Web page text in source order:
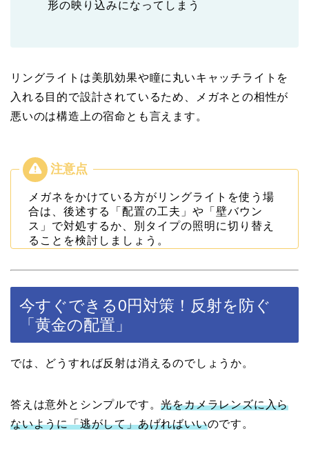
形の映り込みになってしまう
リングライトは美肌効果や瞳に丸いキャッチライトを
入れる目的で設計されているため、メガネとの相性が
悪いのは構造上の宿命とも言えます。
メガネをかけている方がリングライトを使う場
合は、後述する「配置の工夫」や「壁バウン
ス」で対処するか、別タイプの照明に切り替え
ることを検討しましょう。
今すぐできる0円対策！反射を防ぐ
「黄金の配置」
では、どうすれば反射は消えるのでしょうか。
答えは意外とシンプルです。光をカメラレンズに入ら
ないように「逃がして」あげればいいのです。